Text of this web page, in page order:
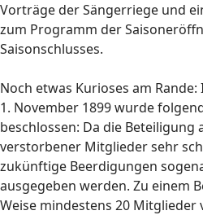
Vorträge der Sängerriege und
zum Programm der
Saisonschlusses.
Noch etwas Kurioses am
1. November 1899 wurde
beschlossen: Da die Beteiligung
verstorbener Mitglieder sehr
zukünftige Beerdigungen
ausgegeben werden. Zu einem
Weise mindestens 20